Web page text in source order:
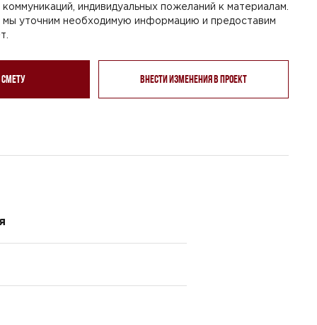
коммуникаций, индивидуальных пожеланий к материалам.
мы уточним необходимую информацию и предоставим
смету Внести изменения в проект